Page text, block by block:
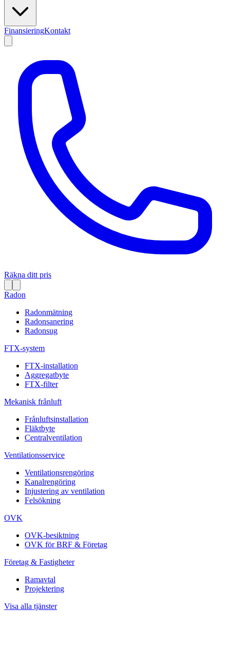
FinansieringKontakt
Räkna ditt pris
Radon
Radonmätning
Radonsanering
Radonsug
FTX-system
FTX-installation
Aggregatbyte
FTX-filter
Mekanisk frånluft
Frånluftsinstallation
Fläktbyte
Centralventilation
Ventilationsservice
Ventilationsrengöring
Kanalrengöring
Injustering av ventilation
Felsökning
OVK
OVK-besiktning
OVK för BRF & Företag
Företag & Fastigheter
Ramavtal
Projektering
Visa alla tjänster